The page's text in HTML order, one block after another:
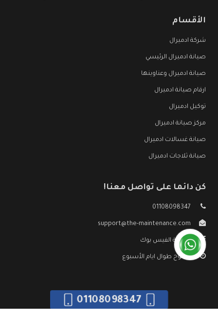
الأقسام
شركة ادميرال
صيانة ادميرال الرئيسي
صيانة ادميرال وعناوينها
ارقام صيانة ادميرال
توكيل ادميرال
مركز صيانة ادميرال
صيانة غسالات ادميرال
صيانة ثلاجات ادميرال
كن دائما على تواصل معنا!
01108098347
support@the-maintenance.com
صفحة الفيس بوك
مفتوح طوال ايام الأسبوع
01108098347